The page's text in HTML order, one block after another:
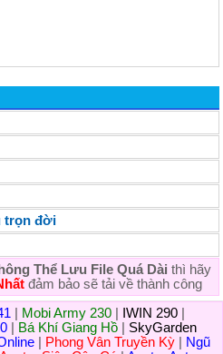
trọn đời
Thể Lưu File Quá Dài thì hãy
đảm bảo sẽ tải về thành công
Mobi Army 230 IWIN 290
Bá Khí Giang Hồ
SkyGarden
Phong Vân Truyền Kỳ
Ngũ